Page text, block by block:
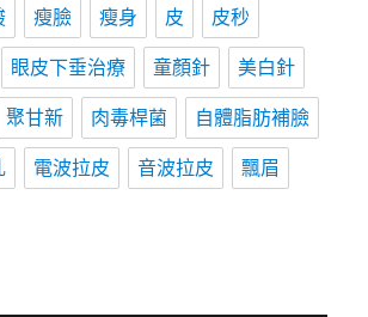
瘦臉 瘦身 皮 皮秒
眼皮下垂治療 童顏針 美白針
聚甘新 肉毒桿菌 自體脂肪補臉
電波拉皮 音波拉皮 飄眉